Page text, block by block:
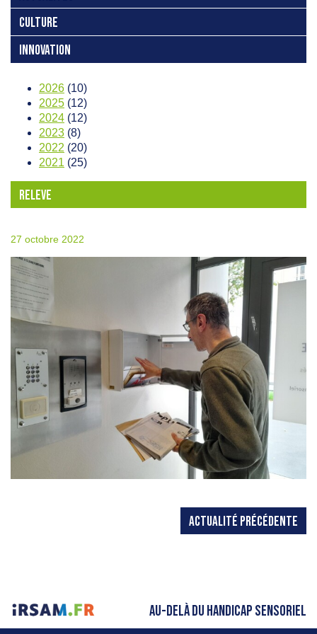
CULTURE
INNOVATION
2026 (10)
2025 (12)
2024 (12)
2023 (8)
2022 (20)
2021 (25)
RELEVE
27 octobre 2022
ACTUALITÉ PRÉCÉDENTE
AU-DELÀ DU HANDICAP SENSORIEL